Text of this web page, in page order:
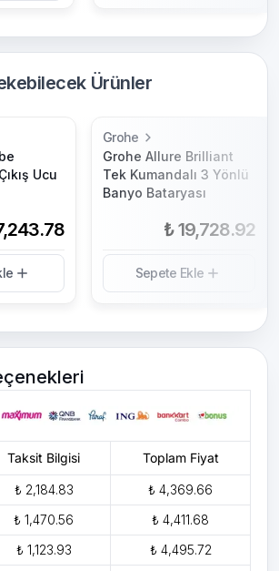
Ürünler
Ucu
Grohe
Grohe Allure Brilliant
Tek Kumandalı 3 Yönlü
Banyo Bataryası
₺ 19,728.92
Sepete Ekle
Taksit Bilgisi Toplam Fiyat
₺ 2,184.83
₺ 4,369.66
₺ 1,470.56
₺ 4,411.68
₺ 1,123.93
₺ 4,495.72